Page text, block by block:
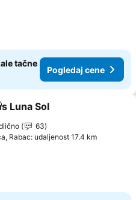
tačne
Pogledaj cene
u favorite
Luna Sol
63
Rabac: udaljenost 17.4 km